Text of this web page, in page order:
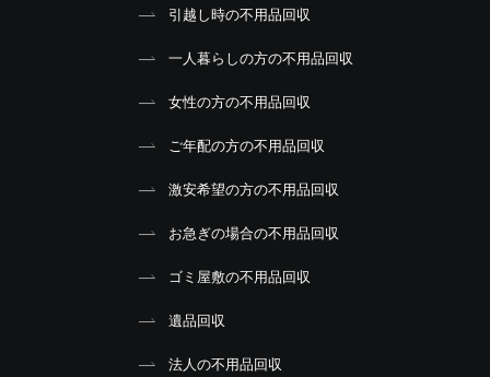
引越し時の不用品回収
一人暮らしの方の不用品回収
女性の方の不用品回収
ご年配の方の不用品回収
激安希望の方の不用品回収
お急ぎの場合の不用品回収
ゴミ屋敷の不用品回収
遺品回収
法人の不用品回収